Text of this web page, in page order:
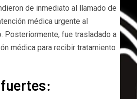
de inmediato al llamado de
médica urgente al
Posteriormente, fue trasladado a
médica para recibir tratamiento